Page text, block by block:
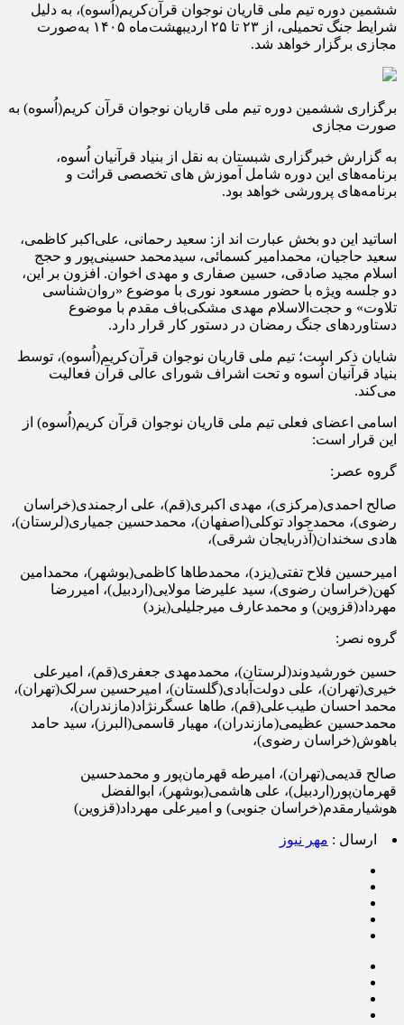
ششمین دوره تیم ملی قاریان نوجوان قرآن‌کریم(اُسوه)، به دلیل
شرایط جنگ تحمیلی، از ۲۳ تا ۲۵ اردیبهشت‌ماه ۱۴۰۵ به‌صورت
مجازی برگزار خواهد شد.
برگزاری ششمین دوره تیم ملی قاریان نوجوان قرآن کریم(اُسوه) به
صورت مجازی
به گزارش خبرگزاری شبستان به نقل از بنیاد قرآنیان اُسوه،
برنامه‌های این دوره شامل آموزش های تخصصی قرائت و
برنامه‌های پرورشی خواهد بود.
اساتید این دو بخش عبارت اند از: سعید رحمانی، علی‌اکبر کاظمی،
سعید حاجیان، محمدامیر کسمائی، سیدمحمد حسینی‌پور و حجج
اسلام مجید صادقی، حسین صفاری و مهدی اخوان. افزون بر این،
دو جلسه ویژه با حضور مسعود نوری با موضوع «روان‌شناسی
تلاوت» و حجت‌الاسلام مهدی مشکی‌باف مقدم با موضوع
دستاوردهای جنگ رمضان در دستور کار قرار دارد.
شایان ذکر است؛ تیم ملی قاریان نوجوان قرآن‌کریم(اُسوه)، توسط
بنیاد قرآنیان اُسوه و تحت اشراف شورای عالی قرآن فعالیت
می‌کند.
اسامی اعضای فعلی تیم ملی قاریان نوجوان قرآن کریم(اُسوه) از
این قرار است:
گروه عصر:
صالح احمدی(مرکزی)، مهدی اکبری(قم)، علی ارجمندی(خراسان
رضوی)، محمدجواد توکلی(اصفهان)، محمدحسین جمیاری(لرستان)،
هادی سخندان(آذربایجان شرقی)،
امیرحسین فلاح ‌تفتی(یزد)، محمدطاها کاظمی(بوشهر)، محمدامین
کهن(خراسان رضوی)، سید علیرضا مولایی(اردبیل)، امیررضا
مهرداد(قزوین) و محمدعارف میرجلیلی(یزد)
گروه نصر:
حسین خورشیدوند(لرستان)، محمدمهدی جعفری(قم)، امیرعلی
خیری(تهران)، علی دولت‌آبادی(گلستان)، امیرحسین سرلک(تهران)،
محمد احسان طیب‌علی(قم)، طاها عسگرنژاد(مازندران)،
محمدحسین عظیمی(مازندران)، مهیار قاسمی(البرز)، سید حامد
باهوش(خراسان رضوی)،
صالح قدیمی(تهران)، امیرطه قهرمان‌پور و محمدحسین
قهرمان‌پور(اردبیل)، علی هاشمی(بوشهر)، ابوالفضل
هوشیارمقدم(خراسان جنوبی) و امیرعلی مهرداد(قزوین)
ارسال : مهر نیوز